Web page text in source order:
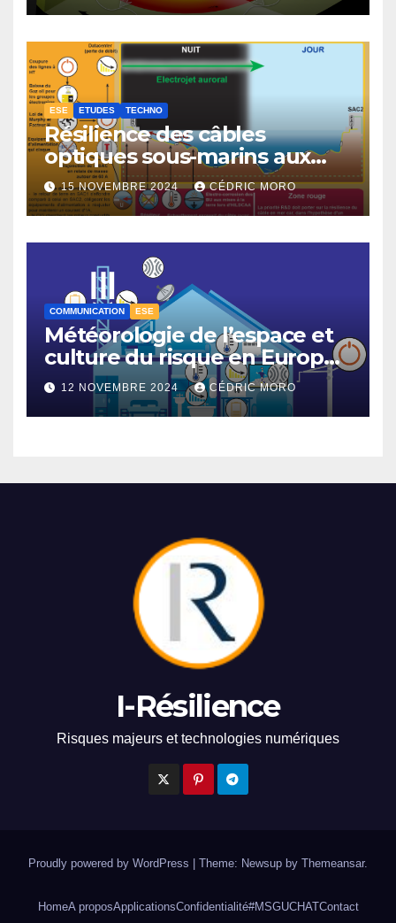
ESE ETUDES TECHNO
Résilience des câbles
optiques sous-marins aux
tempêtes géomagnétiques
majeures 3-3
15 NOVEMBRE 2024 CÉDRIC MORO
COMMUNICATION ESE
Météorologie de l’espace et
culture du risque en Europe –
3-112 NOVEMBRE 2024 CÉDRIC MORO
I-Résilience
Risques majeurs et technologies numériques
Proudly powered by WordPress Theme: Newsup by Themeansar.
HomeA proposApplicationsConfidentialité#MSGUCHATContact